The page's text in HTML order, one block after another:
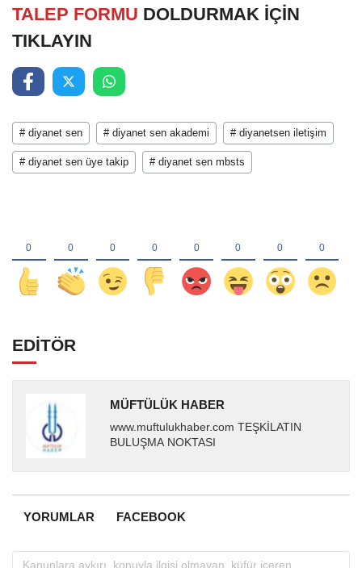
TALEP FORMU DOLDURMAK İÇİN
TIKLAYIN
# diyanet sen # diyanet sen akademi # diyanetsen iletişim
# diyanet sen üye takip # diyanet sen mbsts
EDİTÖR
MÜFTÜLÜK HABER
www.muftulukhaber.com TEŞKİLATIN
BULUŞMA NOKTASI
YORUMLAR FACEBOOK